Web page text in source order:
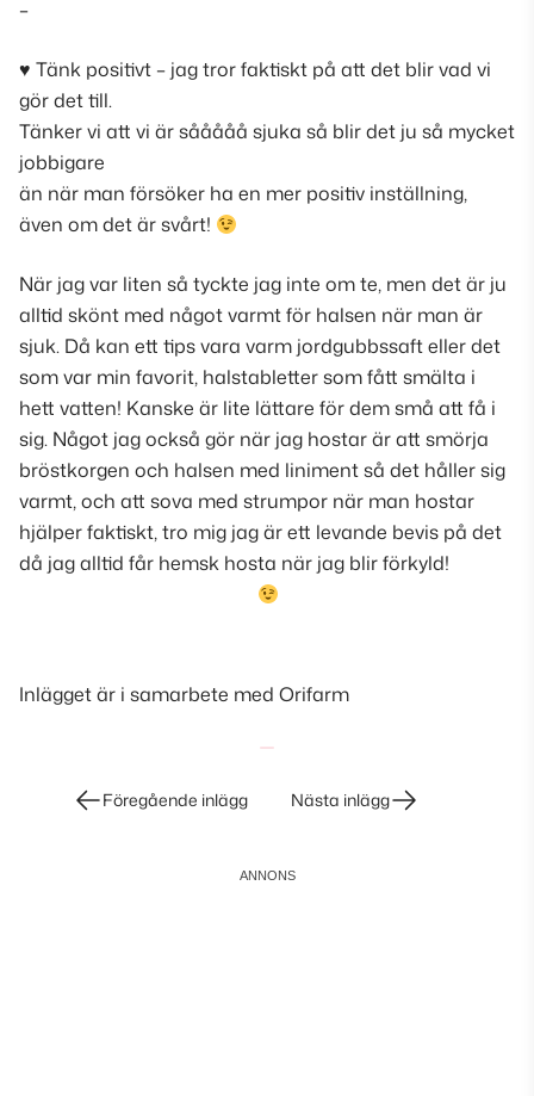
–
♥︎ Tänk positivt – jag tror faktiskt på att det blir vad vi
gör det till.
Tänker vi att vi är sååååå sjuka så blir det ju så mycket
jobbigare
än när man försöker ha en mer positiv inställning,
även om det är svårt!
När jag var liten så tyckte jag inte om te, men det är ju
alltid skönt med något varmt för halsen när man är
sjuk. Då kan ett tips vara varm jordgubbssaft eller det
som var min favorit, halstabletter som fått smälta i
hett vatten! Kanske är lite lättare för dem små att få i
sig. Något jag också gör när jag hostar är att smörja
bröstkorgen och halsen med liniment så det håller sig
varmt, och att sova med strumpor när man hostar
hjälper faktiskt, tro mig jag är ett levande bevis på det
då jag alltid får hemsk hosta när jag blir förkyld!
Inlägget är i samarbete med Orifarm
InläggsnavigeringFöregående inlägg Nästa inlägg